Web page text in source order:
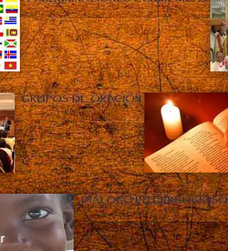
GRUPOS DE ORACIÓN
DIÁLOGO INTERRELIGIOSO